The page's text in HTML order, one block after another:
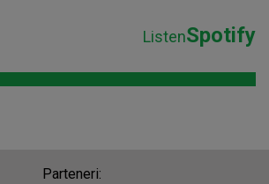
ListenSpotify
Parteneri: